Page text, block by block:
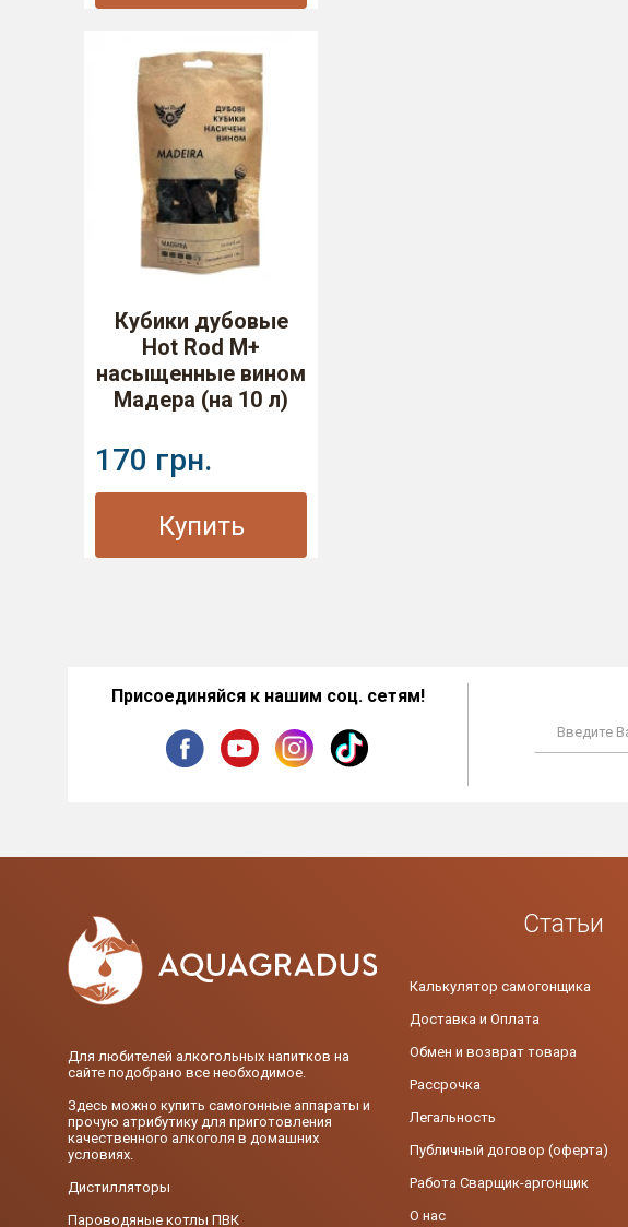
Кубики дубовые
Hot Rod M+
насыщенные вином
Мадера (на 10 л)
170 грн.
Купить
Присоединяйся к нашим соц. сетям!
Для любителей алкогольных напитков на
сайте подобрано все необходимое.
Здесь можно купить самогонные аппараты и
прочую атрибутику для приготовления
качественного алкоголя в домашних
условиях.
Дистилляторы
Пароводяные котлы ПВК
Статьи
Калькулятор самогонщика
Доставка и Оплата
Обмен и возврат товара
Рассрочка
Легальность
Публичный договор (оферта)
Работа Сварщик-аргонщик
О нас